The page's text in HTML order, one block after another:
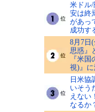
米ドル/
安は終
があっ
成功す
8月7日
思惑』
『米
視)』
日米協
いそう
えない
なるか